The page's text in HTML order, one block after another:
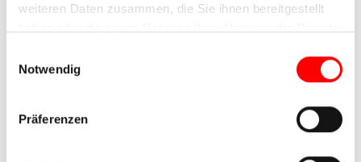
weiteren Daten zusammen, die Sie ihnen bereitgestellt
Notwendig
Präferenzen